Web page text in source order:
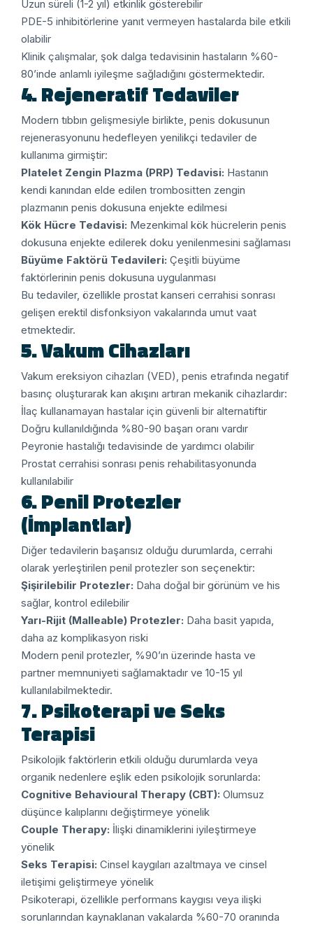
Uzun süreli (1-2 yıl) etkinlik gösterebilir
PDE-5 inhibitörlerine yanıt vermeyen hastalarda bile etkili
olabilir
Klinik çalışmalar, şok dalga tedavisinin hastaların %60-
80’inde anlamlı iyileşme sağladığını göstermektedir.
4. Rejeneratif Tedaviler
Modern tıbbın gelişmesiyle birlikte, penis dokusunun
rejenerasyonunu hedefleyen yenilikçi tedaviler de
kullanıma girmiştir:
Platelet Zengin Plazma (PRP) Tedavisi: Hastanın
kendi kanından elde edilen trombositten zengin
plazmanın penis dokusuna enjekte edilmesi
Kök Hücre Tedavisi: Mezenkimal kök hücrelerin penis
dokusuna enjekte edilerek doku yenilenmesini sağlaması
Büyüme Faktörü Tedavileri: Çeşitli büyüme
faktörlerinin penis dokusuna uygulanması
Bu tedaviler, özellikle prostat kanseri cerrahisi sonrası
gelişen erektil disfonksiyon vakalarında umut vaat
etmektedir.
5. Vakum Cihazları
Vakum ereksiyon cihazları (VED), penis etrafında negatif
basınç oluşturarak kan akışını artıran mekanik cihazlardır:
İlaç kullanamayan hastalar için güvenli bir alternatiftir
Doğru kullanıldığında %80-90 başarı oranı vardır
Peyronie hastalığı tedavisinde de yardımcı olabilir
Prostat cerrahisi sonrası penis rehabilitasyonunda
kullanılabilir
6. Penil Protezler
(İmplantlar)
Diğer tedavilerin başarısız olduğu durumlarda, cerrahi
olarak yerleştirilen penil protezler son seçenektir:
Şişirilebilir Protezler: Daha doğal bir görünüm ve his
sağlar, kontrol edilebilir
Yarı-Rijit (Malleable) Protezler: Daha basit yapıda,
daha az komplikasyon riski
Modern penil protezler, %90’ın üzerinde hasta ve
partner memnuniyeti sağlamaktadır ve 10-15 yıl
kullanılabilmektedir.
7. Psikoterapi ve Seks
Terapisi
Psikolojik faktörlerin etkili olduğu durumlarda veya
organik nedenlere eşlik eden psikolojik sorunlarda:
Cognitive Behavioural Therapy (CBT): Olumsuz
düşünce kalıplarını değiştirmeye yönelik
Couple Therapy: İlişki dinamiklerini iyileştirmeye
yönelik
Seks Terapisi: Cinsel kaygıları azaltmaya ve cinsel
iletişimi geliştirmeye yönelik
Psikoterapi, özellikle performans kaygısı veya ilişki
sorunlarından kaynaklanan vakalarda %60-70 oranında